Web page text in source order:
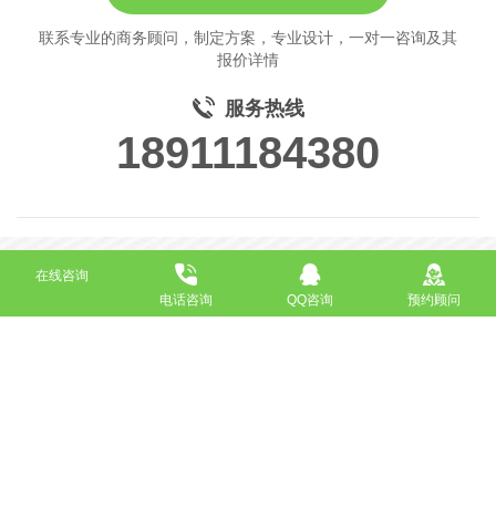
联系专业的商务顾问，制定方案，专业设计，一对一咨询及其
报价详情
服务热线
18911184380
高端网站定制 响应式网站
在线咨询
电话咨询
QQ咨询 预约顾问